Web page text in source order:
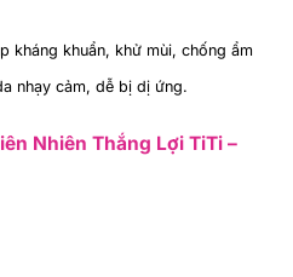
kháng khuẩn, khử mùi, chống ẩm
nhạy cảm, dễ bị dị ứng.
Nhiên Thắng Lợi TiTi –